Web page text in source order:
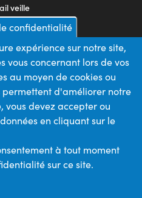
veille
légales
d'offres
du site
du
confidentialité
expérience sur notre site,
vous concernant lors de vos
au moyen de cookies ou
permettent d'améliorer notre
vous devez accepter ou
en cliquant sur le
à tout moment
sur ce site.